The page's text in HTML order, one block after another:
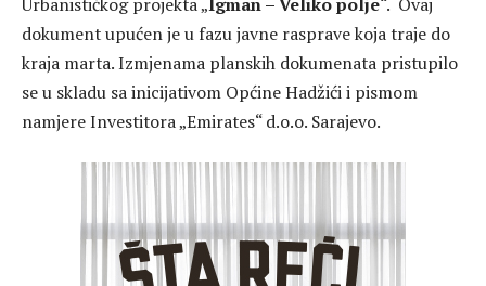
dokument upućen je u fazu javne rasprave koja traje do
kraja marta. Izmjenama planskih dokumenata pristupilo
se u skladu sa inicijativom Općine Hadžići i pismom
namjere Investitora „Emirates“ d.o.o. Sarajevo.